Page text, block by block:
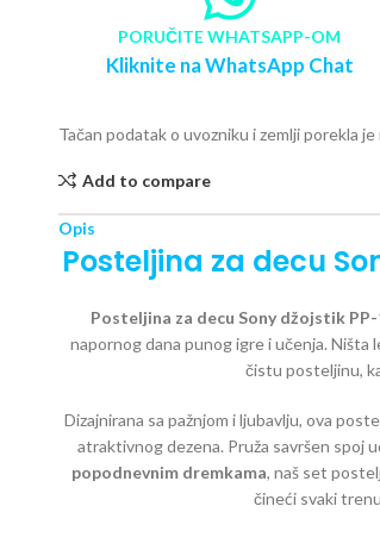
PORUČITE WHATSAPP-OM
Kliknite na WhatsApp Chat
Tačan podatak o uvozniku i zemlji porekla
Add to compare
Opis
Posteljina za decu
Posteljina za decu Sony džojstik
napornog dana punog igre i učenja. Ništa
čistu posteljinu,
Dizajnirana sa pažnjom i ljubavlju, ova
atraktivnog dezena. Pruža savršen spoj
popodnevnim dremkama, naš set
čineći svaki